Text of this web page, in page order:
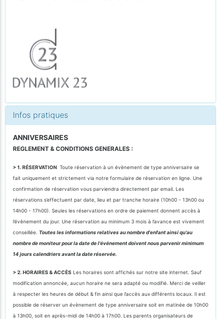
Infos pratiques
ANNIVERSAIRES
REGLEMENT & CONDITIONS GENERALES :
> 1. RÉSERVATION Toute réservation à un évènement de type anniversaire se
fait uniquement et strictement via notre formulaire de réservation en ligne. Une
confirmation de réservation vous parviendra directement par email. Les
réservations s’effectuent par date, lieu et par tranche horaire (10h00 - 13h00 ou
14h00 - 17h00). Seules les réservations en ordre de paiement donnent accès à
l’évènement du jour. Une réservation au minimum 3 mois à l’avance est vivement
conseillée. Toutes les informations relatives au nombre d'enfant ainsi qu'au
nombre de moniteur pour la date de l'événement doivent nous parvenir minimum
14 jours calendriers avant la date réservée.
> 2. HORAIRES & ACCÈS Les horaires sont affichés sur notre site internet. Sauf
modification annoncée, aucun horaire ne sera adapté ou modifié. Merci de veiller
à respecter les heures de début & fin ainsi que l’accès aux différents locaux. Il est
possible de réserver un évènement de type anniversaire soit en matinée de 10h00
à 13h00, soit en après-midi de 14h00 à 17h00. Les parents organisateurs de